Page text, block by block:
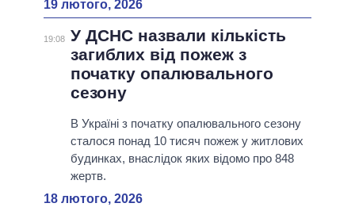
19 лютого, 2026
19:08 У ДСНС назвали кількість
загиблих від пожеж з
початку опалювального
сезону
В Україні з початку опалювального сезону
сталося понад 10 тисяч пожеж у житлових
будинках, внаслідок яких відомо про 848
жертв.
18 лютого, 2026